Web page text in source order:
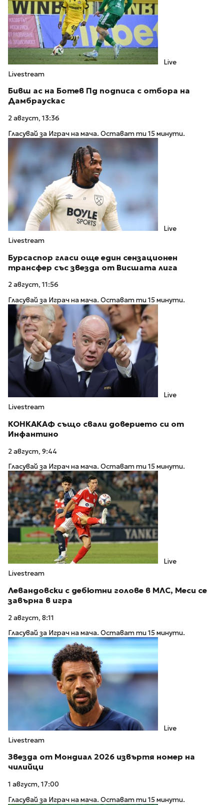
Live
Livestream
Бивш ас на Ботев Пд подписа с отбора на
Дамбраускас
2 август, 13:36
Гласувай за Играч на мача. Остават ти 15 минути.
Live
Livestream
Бурсаспор гласи още един сензационен
трансфер със звезда от Висшата лига
2 август, 11:56
Гласувай за Играч на мача. Остават ти 15 минути.
Live
Livestream
КОНКАКАФ също свали доверието си от
Инфантино
2 август, 9:44
Гласувай за Играч на мача. Остават ти 15 минути.
Live
Livestream
Левандовски с дебютни голове в МЛС, Меси се
завърна в игра
2 август, 8:11
Гласувай за Играч на мача. Остават ти 15 минути.
Live
Livestream
Звезда от Мондиал 2026 извъртя номер на
чилийци
1 август, 17:00
Гласувай за Играч на мача. Остават ти 15 минути.